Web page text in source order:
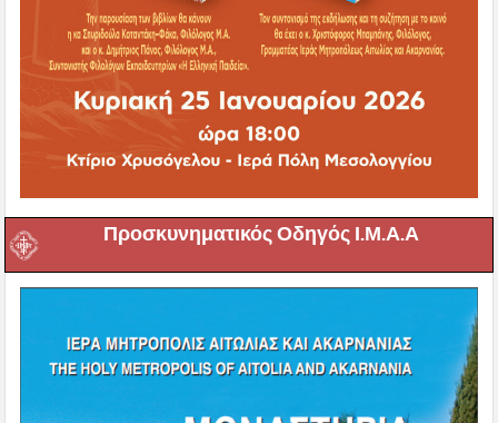
Προσκυνηματικός Οδηγός Ι.Μ.Α.Α